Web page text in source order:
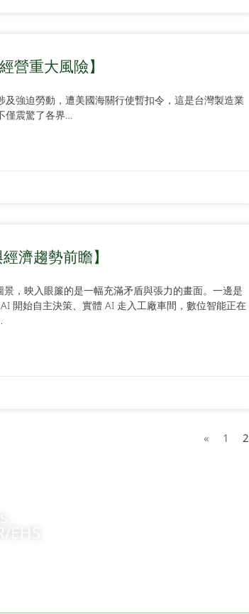
營重大風險】
及強迫勞動，遭美國海關行使暫扣令，這是台灣製造業
僅震驚了各界…
濟趨勢前瞻】
，映入眼簾的是一幅充滿矛盾與張力的畫面。一邊是
開始自主決策、實體 AI 走入工廠車間，數位智能正在
« 1 2